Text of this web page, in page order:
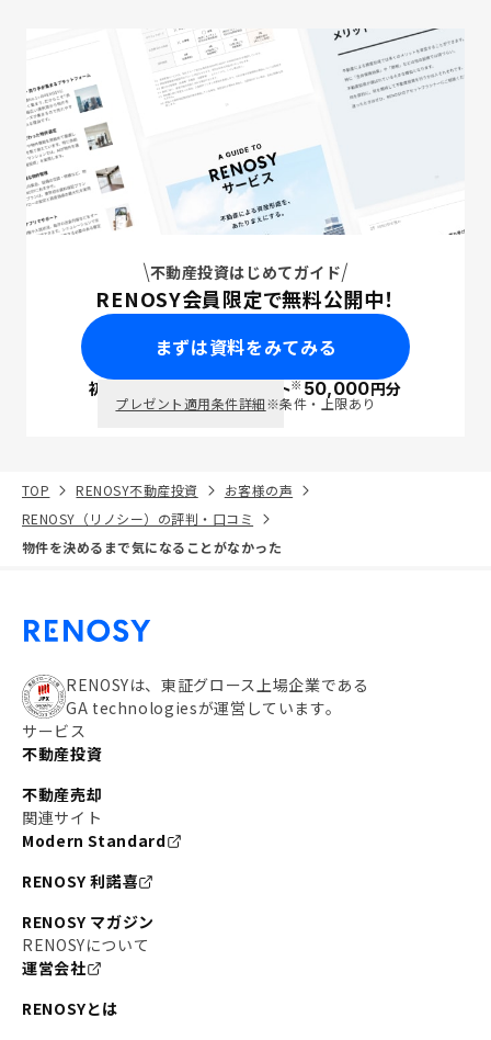
不動産投資はじめてガイド
RENOSY会員限定で無料公開中！
まずは資料をみてみる
初回面談で ポイント※50,000円分
プレゼント適用条件詳細※条件・上限あり
TOP RENOSY不動産投資
お客様の声
RENOSY（リノシー）の評判・口コミ
物件を決めるまで気になることがなかった
RENOSYは、東証グロース上場企業である
GA technologiesが運営しています。
サービス
不動産投資
不動産売却
関連サイト
Modern Standard
RENOSY 利諾喜
RENOSY マガジン
RENOSYについて
運営会社
RENOSYとは